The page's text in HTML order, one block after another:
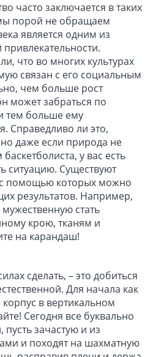
часто заключается в таких
порой не обращаем
является одним из
что во многих культурах
связан с его социальным
чем больше рост
может забраться по
тем больше ему
Справедливо ли это,
даже если природа не
у вас есть
ситуацию. Существуют
с помощью которых можно
результатов. Например,
стать
крою, тканям и
на карандаш!
сделать, – это добиться
Для начала как
в вертикальном
Сегодня все буквально
зачастую и из
и походят на шахматную